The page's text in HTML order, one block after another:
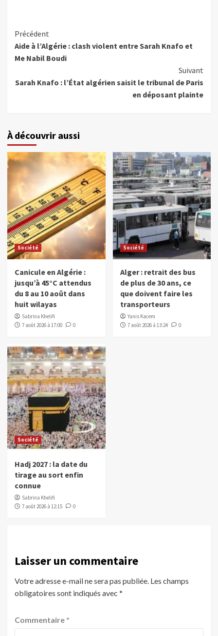
Précédent
Aide à l’Algérie : clash violent entre Sarah Knafo et
Me Nabil Boudi
Suivant
Sarah Knafo : l’État algérien saisit le tribunal de Paris
en déposant plainte
À découvrir aussi
Société
Canicule en Algérie :
jusqu’à 45°C attendus
du 8 au 10 août dans
huit wilayas
Sabrina Khelifi
7 août 2026 à 17:00
0
Société
Alger : retrait des bus
de plus de 30 ans, ce
que doivent faire les
transporteurs
Yanis Kacem
7 août 2026 à 13:24
0
Société
Hadj 2027 : la date du
tirage au sort enfin
connue
Sabrina Khelifi
7 août 2026 à 12:15
0
Laisser un commentaire
Votre adresse e-mail ne sera pas publiée. Les champs
obligatoires sont indiqués avec *
Commentaire *